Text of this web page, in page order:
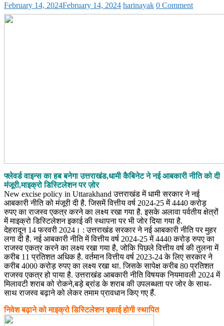
February 14, 2024February 14, 2024 harinayak 0 Comment
फ्लेवर्ड वाइन्स का हब बनेगा उत्तराखंड,धामी कैबिनेट ने नई आबकारी नीति को दी
मंजूरी,माइक्रो डिस्टिलेशन पर ज़ोर
New excise policy in Uttarakhand उत्तराखंड में धामी सरकार ने नई
आबकारी नीति को मंजूरी दी है. जिसमें वित्तीय वर्ष 2024-25 में 4440 करोड़
रुपए का राजस्व एकत्र करने का लक्ष्य रखा गया है. इसके अलावा पर्वतीय क्षेत्रों
में माइक्रो डिस्टिलेशन इकाई की स्थापना पर भी जोर दिया गया है.
देहरादून 14 फरवरी 2024। : उत्तराखंड सरकार ने नई आबकारी नीति पर मुहर
लगा दी है. नई आबकारी नीति में वित्तीय वर्ष 2024-25 में 4440 करोड़ रुपए का
राजस्व एकत्र करने का लक्ष्य रखा गया है, जोकि पिछले वित्तीय वर्ष की तुलना में
करीब 11 प्रतिशत अधिक है. वर्तमान वित्तीय वर्ष 2023-24 के लिए सरकार ने
करीब 4000 करोड़ रुपए का लक्ष्य रखा था. जिसके सापेक्ष करीब 80 प्रतिशत
राजस्व एकत्र हो पाया है. उत्तराखंड आबकारी नीति विषयक नियमावली 2024 में
मिलावटी शराब को रोकने,बड़े ब्रांड के शराब की उपलब्धता पर जोर के साथ-
साथ राजस्व बढ़ाने को लेकर तमाम प्रावधान किए गए हैं.
निवेश बढ़ाने को माइक्रो डिस्टिलेशन इकाई होगी स्थापित